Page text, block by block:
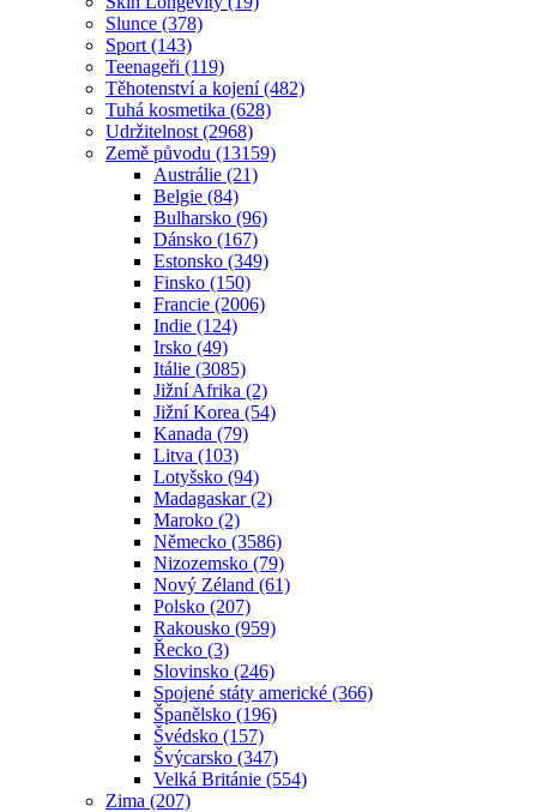
Slunce (378)
Sport (143)
Teenageři (119)
Těhotenství a kojení (482)
Tuhá kosmetika (628)
Udržitelnost (2968)
Země původu (13159)
Austrálie (21)
Belgie (84)
Bulharsko (96)
Dánsko (167)
Estonsko (349)
Finsko (150)
Francie (2006)
Indie (124)
Irsko (49)
Itálie (3085)
Jižní Afrika (2)
Jižní Korea (54)
Kanada (79)
Litva (103)
Lotyšsko (94)
Madagaskar (2)
Maroko (2)
Německo (3586)
Nizozemsko (79)
Nový Zéland (61)
Polsko (207)
Rakousko (959)
Řecko (3)
Slovinsko (246)
Spojené státy americké (366)
Španělsko (196)
Švédsko (157)
Švýcarsko (347)
Velká Británie (554)
Zima (207)